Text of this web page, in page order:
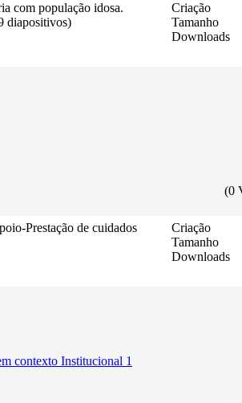
com população idosa.
diapositivos)
Criação
Tamanho
Downloads
(0
Prestação de cuidados
Criação
Tamanho
Downloads
contexto Institucional 1